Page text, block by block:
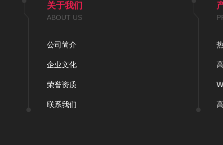
关于我们
ABOUT US
公司简介
企业文化
荣誉资质
联系我们